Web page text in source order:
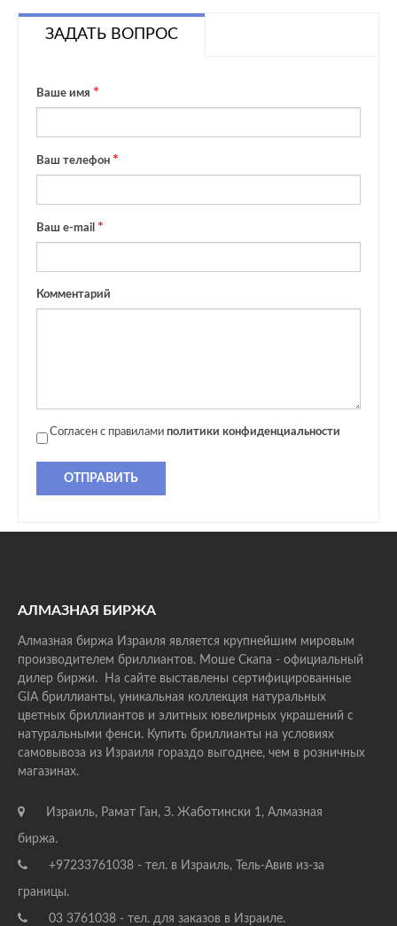
ЗАДАТЬ ВОПРОС
Ваше имя
Ваш телефон
Ваш e-mail
Комментарий
Согласен с правилами политики конфиденциальности
ОТПРАВИТЬ
АЛМАЗНАЯ БИРЖА
Алмазная биржа Израиля является крупнейшим мировым
производителем бриллиантов. Моше Скапа - официальный
дилер биржи. На сайте выставлены сертифицированные
GIA бриллианты, уникальная коллекция натуральных
цветных бриллиантов и элитных ювелирных украшений с
натуральными фенси. Купить бриллианты на условиях
самовывоза из Израиля гораздо выгоднее, чем в розничных
магазинах.
Израиль, Рамат Ган, З. Жаботински 1, Алмазная
биржа.
+97233761038 - тел. в Израиль, Тель-Авив из-за
границы.
03 3761038 - тел. для заказов в Израиле.